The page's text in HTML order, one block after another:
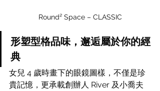
Round² Space – CLASSIC
形塑型格品味，邂逅屬於你的經
典
女兒 4 歲時畫下的眼鏡圖樣，不僅是珍
貴記憶，更承載創辦人 River 及小喬夫